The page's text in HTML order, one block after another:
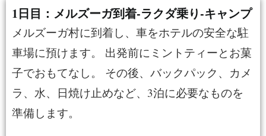
1日目：メルズーガ到着-ラクダ乗り-キャンプ
メルズーガ村に到着し、車をホテルの安全な駐
車場に預けます。 出発前にミントティーとお菓
子でおもてなし。 その後、バックパック、カメ
ラ、水、日焼け止めなど、3泊に必要なものを
準備します。